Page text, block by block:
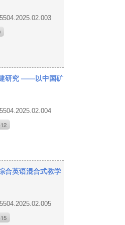
研究 ——以中国矿
合英语混合式教学